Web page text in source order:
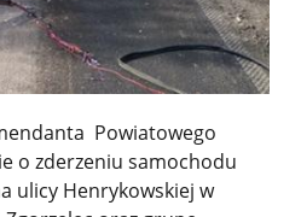
Powiatowego
o zderzeniu samochodu
ulicy Henrykowskiej w